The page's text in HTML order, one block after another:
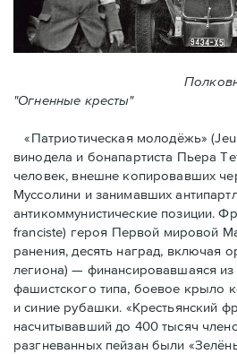
"Огненные кресты"
«Патриотическая молодёжь»
винодела и бонапартиста Пьера
человек, внешне копировавших
Муссолини и занимавших
антикоммунистические позиции.
franciste) героя Первой мировой
ранения, десять наград, включая
легиона) — финансировавшаяся из
фашистского типа, боевое крыло
и синие рубашки. «Крестьянский
насчитывавший до 400 тысяч
разгневанных пейзан были